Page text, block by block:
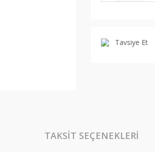
Tavsiye Et
TAKSIT SEÇENEKLERI